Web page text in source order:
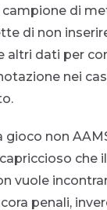
di
di non
altri dati per
nei
gioco non
che
vuole
penali,